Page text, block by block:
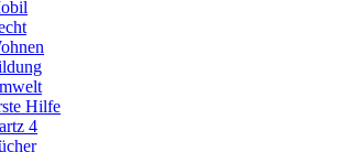
Hilfe
4